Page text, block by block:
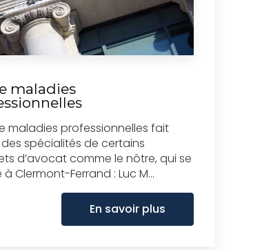
maladies
maladies professionnelles fait
spécialités de certains
d’avocat comme le nôtre, qui se
Clermont-Ferrand : Luc M...
En savoir plus